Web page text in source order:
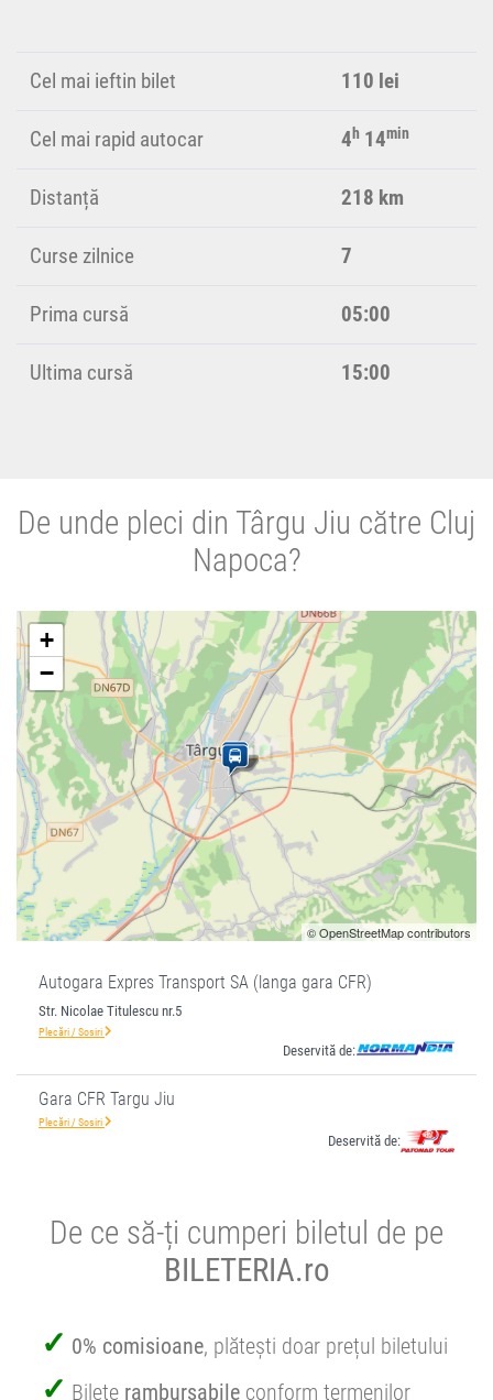
Cel mai ieftin bilet 110 lei
Cel mai rapid autocar 4h 14min
Distanță 218 km
Curse zilnice 7
Prima cursă 05:00
Ultima cursă 15:00
De unde pleci din Târgu Jiu către Cluj
Napoca?
+
−
© OpenStreetMap contributors
Autogara Expres Transport SA (langa gara CFR)
Str. Nicolae Titulescu nr.5
Plecări / Sosiri
Deservită de:
Gara CFR Targu Jiu
Plecări / Sosiri
Deservită de:
De ce să-ți cumperi biletul de pe
BILETERIA.ro
0% comisioane, plătești doar prețul biletului
Bilete rambursabile conform termenilor